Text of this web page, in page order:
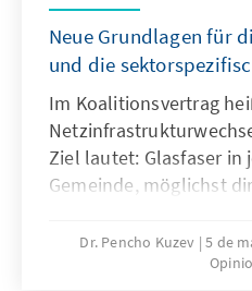
Neue Grundlagen für
und die
Im Koalitionsvertrag
Ziel lautet: Glasfaser in
Gemeinde, möglichst
ist das wichtigste
Legislaturperiode. Die
Dr. Pencho Kuzev 5 de